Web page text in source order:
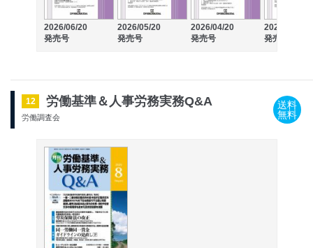
2026/06/20
発売号
2026/05/20
発売号
2026/04/20
発売号
2026/03/20
発売号
12 労働基準＆人事労務実務Q&A
労働調査会
送料
無料